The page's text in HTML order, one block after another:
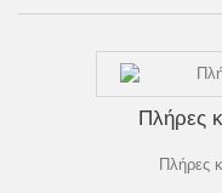
Πλήρες
Πλήρες